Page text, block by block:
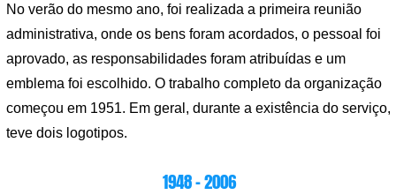
No verão do mesmo ano, foi realizada a primeira reunião
administrativa, onde os bens foram acordados, o pessoal foi
aprovado, as responsabilidades foram atribuídas e um
emblema foi escolhido. O trabalho completo da organização
começou em 1951. Em geral, durante a existência do serviço,
teve dois logotipos.
1948 – 2006